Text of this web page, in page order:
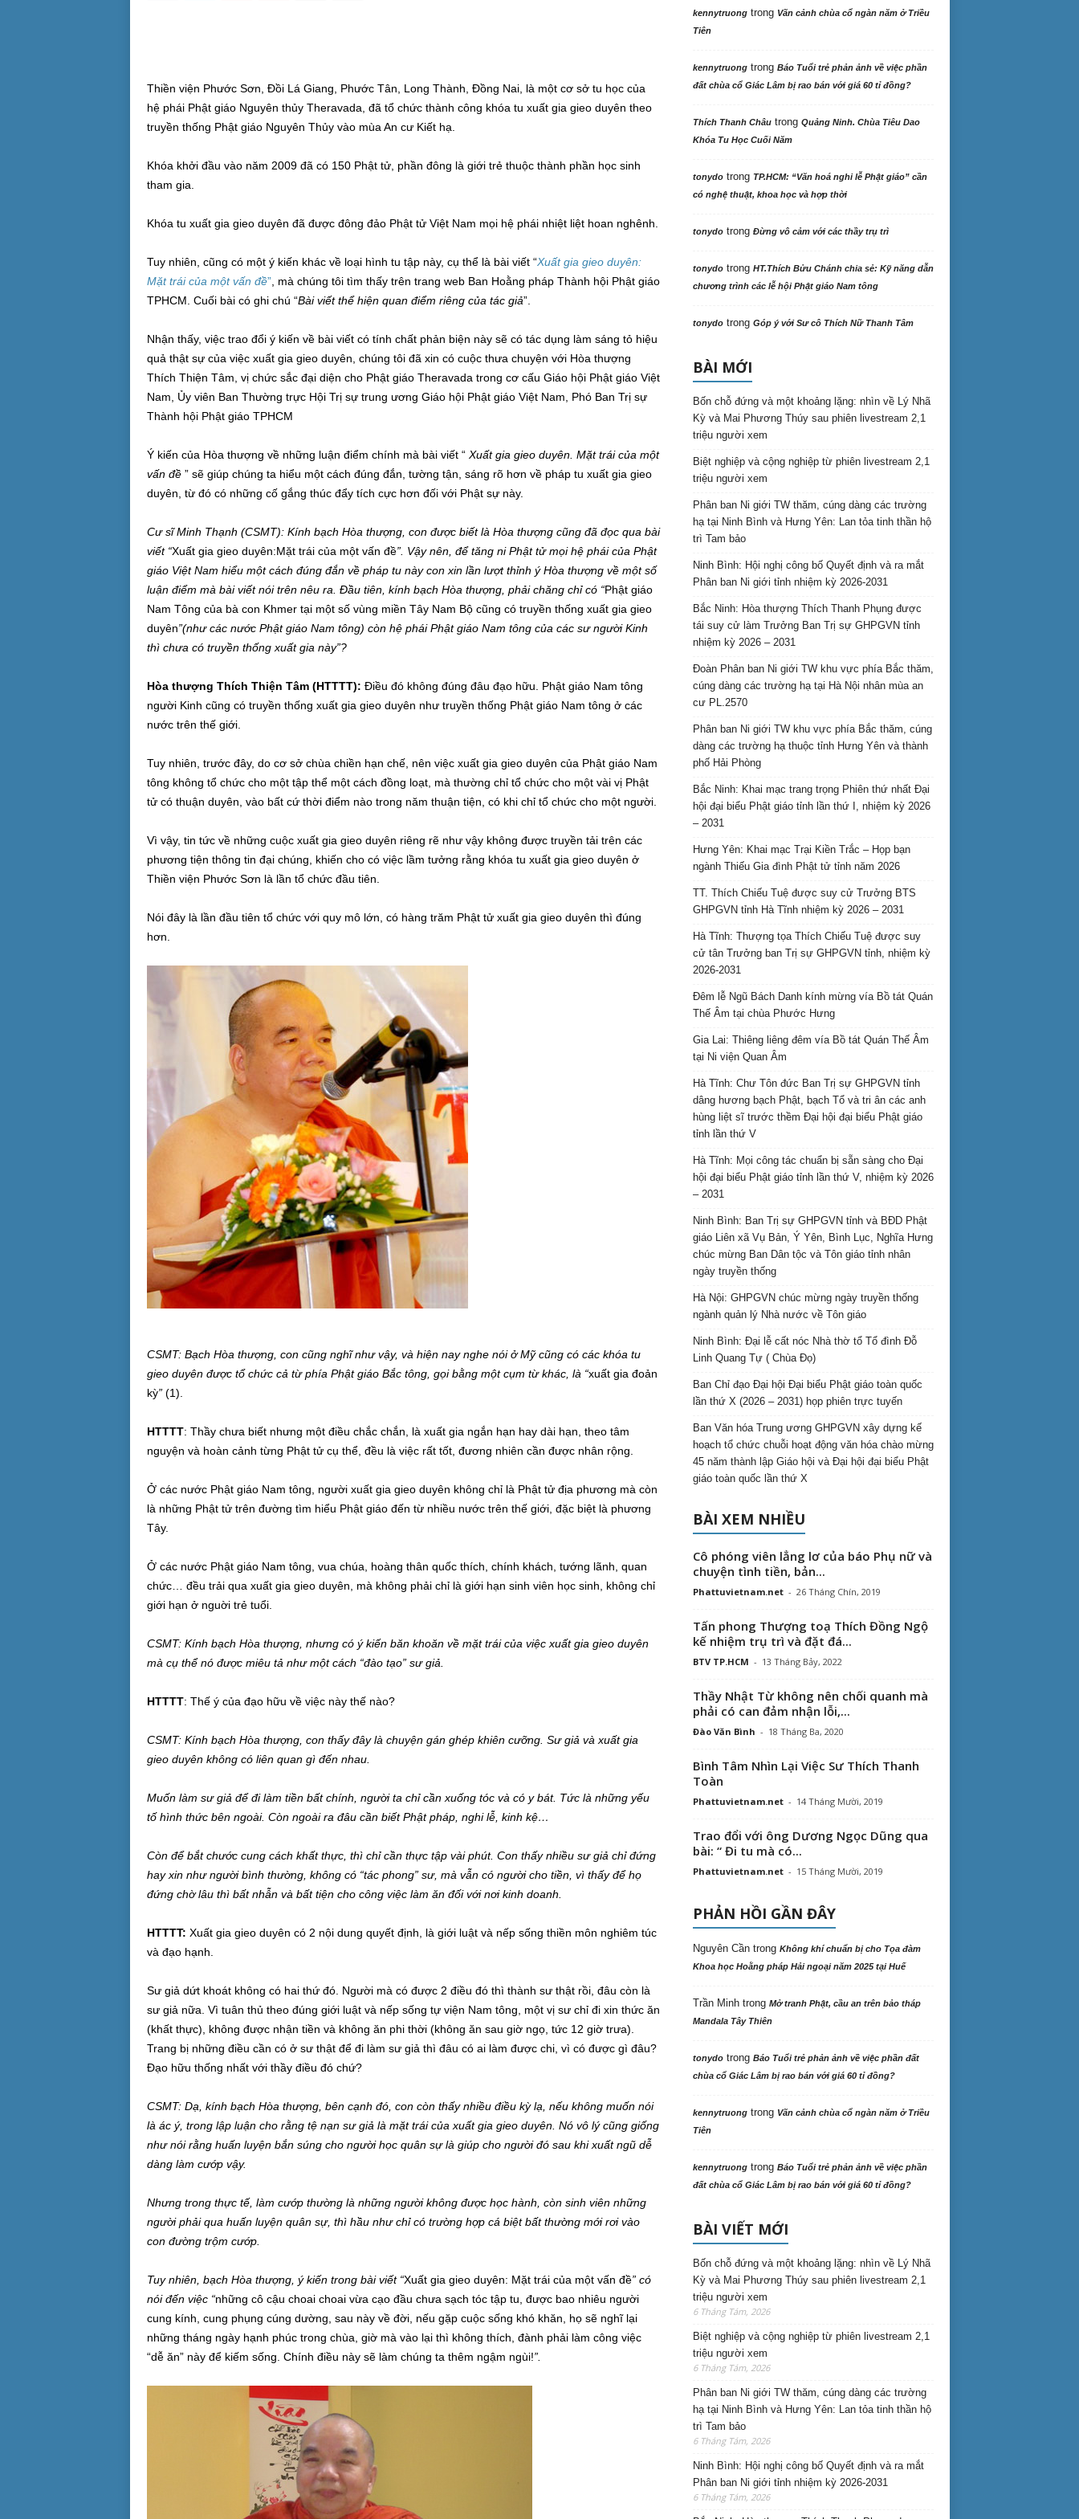
Thiền viện Phước Sơn, Đồi Lá Giang, Phước Tân, Long Thành, Đồng Nai, là một cơ sở tu học của
hệ phái Phật giáo Nguyên thủy Theravada, đã tổ chức thành công khóa tu xuất gia gieo duyên theo
truyền thống Phật giáo Nguyên Thủy vào mùa An cư Kiết hạ.
Khóa khởi đầu vào năm 2009 đã có 150 Phật tử, phần đông là giới trẻ thuộc thành phần học sinh
tham gia.
Khóa tu xuất gia gieo duyên đã được đông đảo Phật tử Việt Nam mọi hệ phái nhiệt liệt hoan nghênh.
Tuy nhiên, cũng có một ý kiến khác về loại hình tu tập này, cụ thể là bài viết “Xuất gia gieo duyên:
Mặt trái của một vấn đề”, mà chúng tôi tìm thấy trên trang web Ban Hoằng pháp Thành hội Phật giáo
TPHCM. Cuối bài có ghi chú “Bài viết thể hiện quan điểm riêng của tác giả”.
Nhận thấy, việc trao đổi ý kiến về bài viết có tính chất phản biện này sẽ có tác dụng làm sáng tỏ hiệu
quả thật sự của việc xuất gia gieo duyên, chúng tôi đã xin có cuộc thưa chuyện với Hòa thượng
Thích Thiện Tâm, vị chức sắc đại diện cho Phật giáo Theravada trong cơ cấu Giáo hội Phật giáo Việt
Nam, Ủy viên Ban Thường trực Hội Trị sự trung ương Giáo hội Phật giáo Việt Nam, Phó Ban Trị sự
Thành hội Phật giáo TPHCM
Ý kiến của Hòa thượng về những luận điểm chính mà bài viết “ Xuất gia gieo duyên. Mặt trái của một
vấn đề ” sẽ giúp chúng ta hiểu một cách đúng đắn, tường tận, sáng rõ hơn về pháp tu xuất gia gieo
duyên, từ đó có những cố gắng thúc đẩy tích cực hơn đối với Phật sự này.
Cư sĩ Minh Thạnh (CSMT): Kính bạch Hòa thượng, con được biết là Hòa thượng cũng đã đọc qua bài
viết “Xuất gia gieo duyên:Mặt trái của một vấn đề”. Vậy nên, để tăng ni Phật tử mọi hệ phái của Phật
giáo Việt Nam hiểu một cách đúng đắn về pháp tu này con xin lần lượt thỉnh ý Hòa thượng về một số
luận điểm mà bài viết nói trên nêu ra. Đầu tiên, kính bạch Hòa thượng, phải chăng chỉ có “Phật giáo
Nam Tông của bà con Khmer tại một số vùng miền Tây Nam Bộ cũng có truyền thống xuất gia gieo
duyên”(như các nước Phật giáo Nam tông) còn hệ phái Phật giáo Nam tông của các sư người Kinh
thì chưa có truyền thống xuất gia này”?
Hòa thượng Thích Thiện Tâm (HTTTT): Điều đó không đúng đâu đạo hữu. Phật giáo Nam tông
người Kinh cũng có truyền thống xuất gia gieo duyên như truyền thống Phật giáo Nam tông ở các
nước trên thế giới.
Tuy nhiên, trước đây, do cơ sở chùa chiền hạn chế, nên việc xuất gia gieo duyên của Phật giáo Nam
tông không tổ chức cho một tập thể một cách đồng loạt, mà thường chỉ tổ chức cho một vài vị Phật
tử có thuận duyên, vào bất cứ thời điểm nào trong năm thuận tiện, có khi chỉ tổ chức cho một người.
Vì vậy, tin tức về những cuộc xuất gia gieo duyên riêng rẽ như vậy không được truyền tải trên các
phương tiện thông tin đại chúng, khiến cho có việc lầm tưởng rằng khóa tu xuất gia gieo duyên ở
Thiền viện Phước Sơn là lần tổ chức đầu tiên.
Nói đây là lần đầu tiên tổ chức với quy mô lớn, có hàng trăm Phật tử xuất gia gieo duyên thì đúng
hơn.
CSMT: Bạch Hòa thượng, con cũng nghĩ như vậy, và hiện nay nghe nói ở Mỹ cũng có các khóa tu
gieo duyên được tổ chức cả từ phía Phật giáo Bắc tông, gọi bằng một cụm từ khác, là “xuất gia đoản
kỳ” (1).
HTTTT: Thầy chưa biết nhưng một điều chắc chắn, là xuất gia ngắn hạn hay dài hạn, theo tâm
nguyện và hoàn cảnh từng Phật tử cụ thể, đều là việc rất tốt, đương nhiên cần được nhân rộng.
Ở các nước Phật giáo Nam tông, người xuất gia gieo duyên không chỉ là Phật tử địa phương mà còn
là những Phật tử trên đường tìm hiểu Phật giáo đến từ nhiều nước trên thế giới, đặc biệt là phương
Tây.
Ở các nước Phật giáo Nam tông, vua chúa, hoàng thân quốc thích, chính khách, tướng lãnh, quan
chức… đều trải qua xuất gia gieo duyên, mà không phải chỉ là giới hạn sinh viên học sinh, không chỉ
giới hạn ở nguời trẻ tuổi.
CSMT: Kính bạch Hòa thượng, nhưng có ý kiến băn khoăn về mặt trái của việc xuất gia gieo duyên
mà cụ thể nó được miêu tả như một cách “đào tạo” sư giả.
HTTTT: Thế ý của đạo hữu về việc này thế nào?
CSMT: Kính bạch Hòa thượng, con thấy đây là chuyện gán ghép khiên cưỡng. Sư giả và xuất gia
gieo duyên không có liên quan gì đến nhau.
Muốn làm sư giả để đi làm tiền bất chính, người ta chỉ cần xuống tóc và có y bát. Tức là những yếu
tố hình thức bên ngoài. Còn ngoài ra đâu cần biết Phật pháp, nghi lễ, kinh kệ…
Còn để bắt chước cung cách khất thực, thì chỉ cần thực tập vài phút. Con thấy nhiều sư giả chỉ đứng
hay xin như người bình thường, không có “tác phong” sư, mà vẫn có người cho tiền, vì thấy để họ
đứng chờ lâu thì bất nhẫn và bất tiện cho công việc làm ăn đối với nơi kinh doanh.
HTTTT: Xuất gia gieo duyên có 2 nội dung quyết định, là giới luật và nếp sống thiền môn nghiêm túc
và đạo hạnh.
Sư giả dứt khoát không có hai thứ đó. Người mà có được 2 điều đó thì thành sư thật rồi, đâu còn là
sư giả nữa. Vì tuân thủ theo đúng giới luật và nếp sống tự viện Nam tông, một vị sư chỉ đi xin thức ăn
(khất thực), không được nhận tiền và không ăn phi thời (không ăn sau giờ ngọ, tức 12 giờ trưa).
Trang bị những điều cần có ở sư thật để đi làm sư giả thì đâu có ai làm được chi, vì có được gì đâu?
Đạo hữu thống nhất với thầy điều đó chứ?
CSMT: Dạ, kính bạch Hòa thượng, bên cạnh đó, con còn thấy nhiều điều kỳ lạ, nếu không muốn nói
là ác ý, trong lập luận cho rằng tệ nạn sư giả là mặt trái của xuất gia gieo duyên. Nó vô lý cũng giống
như nói rằng huấn luyện bắn súng cho người học quân sự là giúp cho người đó sau khi xuất ngũ dễ
dàng làm cướp vậy.
Nhưng trong thực tế, làm cướp thường là những người không được học hành, còn sinh viên những
người phải qua huấn luyện quân sự, thì hầu như chỉ có trường hợp cá biệt bất thường mới rơi vào
con đường trộm cướp.
Tuy nhiên, bạch Hòa thượng, ý kiến trong bài viết “Xuất gia gieo duyên: Mặt trái của một vấn đề” có
nói đến việc “những cô cậu choai choai vừa cạo đầu chưa sạch tóc tập tu, được bao nhiêu người
cung kính, cung phụng cúng dường, sau này về đời, nếu gặp cuộc sống khó khăn, họ sẽ nghĩ lại
những tháng ngày hạnh phúc trong chùa, giờ mà vào lại thì không thích, đành phải làm công việc
“dễ ăn” này để kiếm sống. Chính điều này sẽ làm chúng ta thêm ngậm ngùi!”.
kennytruongtrong Vãn cảnh chùa cổ ngàn năm ở Triều
Tiên
kennytruongtrong Báo Tuổi trẻ phản ảnh về việc phần
đất chùa cổ Giác Lâm bị rao bán với giá 60 tỉ đồng?
Thích Thanh Châutrong Quảng Ninh. Chùa Tiêu Dao
Khóa Tu Học Cuối Năm
tonydotrong TP.HCM: “Văn hoá nghi lễ Phật giáo” cần
có nghệ thuật, khoa học và hợp thời
tonydotrong Đừng vô cảm với các thầy trụ trì
tonydotrong HT.Thích Bửu Chánh chia sẻ: Kỹ năng dẫn
chương trình các lễ hội Phật giáo Nam tông
tonydotrong Góp ý với Sư cô Thích Nữ Thanh Tâm
BÀI MỚI
Bốn chỗ đứng và một khoảng lặng: nhìn về Lý Nhã
Kỳ và Mai Phương Thúy sau phiên livestream 2,1
triệu người xem
Biệt nghiệp và cộng nghiệp từ phiên livestream 2,1
triệu người xem
Phân ban Ni giới TW thăm, cúng dàng các trường
hạ tại Ninh Bình và Hưng Yên: Lan tỏa tinh thần hộ
trì Tam bảo
Ninh Bình: Hội nghị công bố Quyết định và ra mắt
Phân ban Ni giới tỉnh nhiệm kỳ 2026-2031
Bắc Ninh: Hòa thượng Thích Thanh Phụng được
tái suy cử làm Trưởng Ban Trị sự GHPGVN tỉnh
nhiệm kỳ 2026 – 2031
Đoàn Phân ban Ni giới TW khu vực phía Bắc thăm,
cúng dàng các trường hạ tại Hà Nội nhân mùa an
cư PL.2570
Phân ban Ni giới TW khu vực phía Bắc thăm, cúng
dàng các trường hạ thuộc tỉnh Hưng Yên và thành
phố Hải Phòng
Bắc Ninh: Khai mạc trang trọng Phiên thứ nhất Đại
hội đại biểu Phật giáo tỉnh lần thứ I, nhiệm kỳ 2026
– 2031
Hưng Yên: Khai mạc Trại Kiền Trắc – Họp bạn
ngành Thiếu Gia đình Phật tử tỉnh năm 2026
TT. Thích Chiếu Tuệ được suy cử Trưởng BTS
GHPGVN tỉnh Hà Tĩnh nhiệm kỳ 2026 – 2031
Hà Tĩnh: Thượng tọa Thích Chiếu Tuệ được suy
cử tân Trưởng ban Trị sự GHPGVN tỉnh, nhiệm kỳ
2026-2031
Đêm lễ Ngũ Bách Danh kính mừng vía Bồ tát Quán
Thế Âm tại chùa Phước Hưng
Gia Lai: Thiêng liêng đêm vía Bồ tát Quán Thế Âm
tại Ni viện Quan Âm
Hà Tĩnh: Chư Tôn đức Ban Trị sự GHPGVN tỉnh
dâng hương bạch Phật, bạch Tổ và tri ân các anh
hùng liệt sĩ trước thềm Đại hội đại biểu Phật giáo
tỉnh lần thứ V
Hà Tĩnh: Mọi công tác chuẩn bị sẵn sàng cho Đại
hội đại biểu Phật giáo tỉnh lần thứ V, nhiệm kỳ 2026
– 2031
Ninh Bình: Ban Trị sự GHPGVN tỉnh và BĐD Phật
giáo Liên xã Vụ Bản, Ý Yên, Bình Lục, Nghĩa Hưng
chúc mừng Ban Dân tộc và Tôn giáo tỉnh nhân
ngày truyền thống
Hà Nội: GHPGVN chúc mừng ngày truyền thống
ngành quản lý Nhà nước về Tôn giáo
Ninh Bình: Đại lễ cất nóc Nhà thờ tổ Tổ đình Đỗ
Linh Quang Tự ( Chùa Đọ)
Ban Chỉ đạo Đại hội Đại biểu Phật giáo toàn quốc
lần thứ X (2026 – 2031) họp phiên trực tuyến
Ban Văn hóa Trung ương GHPGVN xây dựng kế
hoạch tổ chức chuỗi hoạt động văn hóa chào mừng
45 năm thành lập Giáo hội và Đại hội đại biểu Phật
giáo toàn quốc lần thứ X
BÀI XEM NHIỀU
Cô phóng viên lẳng lơ của báo Phụ nữ và
chuyện tình tiền, bản...
Phattuvietnam.net - 26 Tháng Chín, 2019
Tấn phong Thượng toạ Thích Đồng Ngộ
kế nhiệm trụ trì và đặt đá...
BTV TP.HCM - 13 Tháng Bảy, 2022
Thầy Nhật Từ không nên chối quanh mà
phải có can đảm nhận lỗi,...
Đào Văn Bình - 18 Tháng Ba, 2020
Bình Tâm Nhìn Lại Việc Sư Thích Thanh
Toàn
Phattuvietnam.net - 14 Tháng Mười, 2019
Trao đổi với ông Dương Ngọc Dũng qua
bài: “ Đi tu mà có...
Phattuvietnam.net - 15 Tháng Mười, 2019
PHẢN HỒI GẦN ĐÂY
Nguyên Cầntrong Không khí chuẩn bị cho Tọa đàm
Khoa học Hoằng pháp Hải ngoại năm 2025 tại Huế
Trần Minhtrong Mở tranh Phật, cầu an trên bảo tháp
Mandala Tây Thiên
tonydotrong Báo Tuổi trẻ phản ảnh về việc phần đất
chùa cổ Giác Lâm bị rao bán với giá 60 tỉ đồng?
kennytruongtrong Vãn cảnh chùa cổ ngàn năm ở Triều
Tiên
kennytruongtrong Báo Tuổi trẻ phản ảnh về việc phần
đất chùa cổ Giác Lâm bị rao bán với giá 60 tỉ đồng?
BÀI VIẾT MỚI
Bốn chỗ đứng và một khoảng lặng: nhìn về Lý Nhã
Kỳ và Mai Phương Thúy sau phiên livestream 2,1
triệu người xem
6 Tháng Tám, 2026
Biệt nghiệp và cộng nghiệp từ phiên livestream 2,1
triệu người xem
6 Tháng Tám, 2026
Phân ban Ni giới TW thăm, cúng dàng các trường
hạ tại Ninh Bình và Hưng Yên: Lan tỏa tinh thần hộ
trì Tam bảo
6 Tháng Tám, 2026
Ninh Bình: Hội nghị công bố Quyết định và ra mắt
Phân ban Ni giới tỉnh nhiệm kỳ 2026-2031
6 Tháng Tám, 2026